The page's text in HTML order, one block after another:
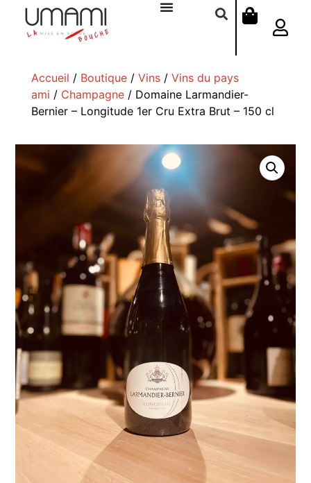
Accueil / Boutique/ Vins/ Vins du pays
ami / Champagne/ Domaine Larmandier-
Bernier – Longitude 1er Cru Extra Brut – 150 cl